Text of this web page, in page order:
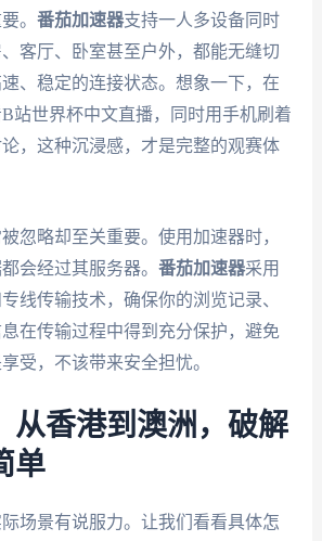
。 番茄加速器支持一人多设备同时
客厅、卧室甚至户外，都能无缝切
、稳定的连接状态。想象一下，在
站世界杯中文直播，同时用手机刷着
，这种沉浸感，才是完整的观赛体
忽略却至关重要。使用加速器时，
会经过其服务器。 番茄加速器采用
线传输技术，确保你的浏览记录、
在传输过程中得到充分保护，避免
受，不该带来安全担忧。
从香港到澳洲，破解
单
场景有说服力。让我们看看具体怎